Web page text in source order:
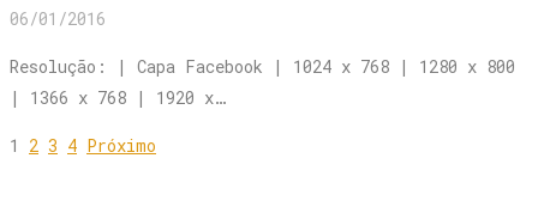
06/01/2016
Resolução: | Capa Facebook | 1024 x 768 | 1280 x 800
| 1366 x 768 | 1920 x…
1 2 3 4 Próximo